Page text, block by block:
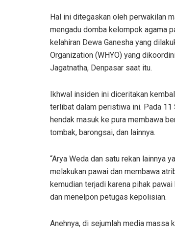
Hal ini ditegaskan oleh perwakilan
mengadu domba kelompok agama
kelahiran Dewa Ganesha yang
Organization (WHYO) yang
Jagatnatha, Denpasar saat itu.
Ikhwal insiden ini diceritakan
terlibat dalam peristiwa ini. Pada 11
hendak masuk ke pura membawa
tombak, barongsai, dan lainnya.
“Arya Weda dan satu rekan lainnya
melakukan pawai dan membawa
kemudian terjadi karena pihak
dan menelpon petugas kepolisian.
Anehnya, di sejumlah media massa